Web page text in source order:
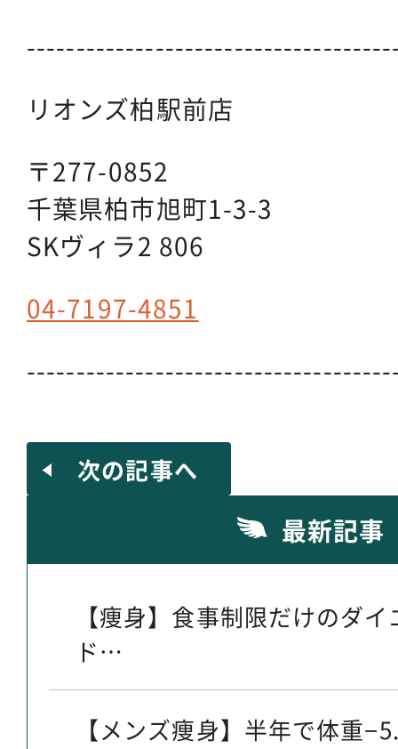
リオンズ柏駅前店
〒277-0852
千葉県柏市旭町1-3-3
SKヴィラ2 806
04-7197-4851
次の記事へ
最新記事
【痩身】食事制限だけのダ
ド…
【メンズ痩身】半年で体重